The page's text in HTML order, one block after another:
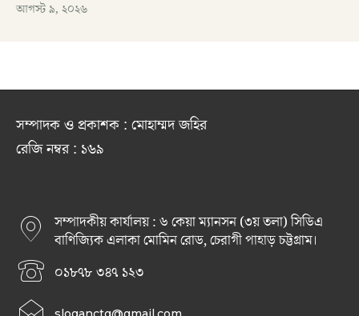
আগস্ট ৯, ২০২৬
সম্পাদক ও প্রকাশক : মোহাম্মদ জহির
রেজি নম্বর : ১৬৯
সম্পাদকীয় কার্যালয় : ৬ কেয়া ম্যানসন (৩য় তলা) সিডিএ
বাণিজ্যিক এলাকা মোমিন রোড, চেরাগী পাহাড় চট্টগ্রাম।
০১৮৭৮ ৩৪৭ ১২৩